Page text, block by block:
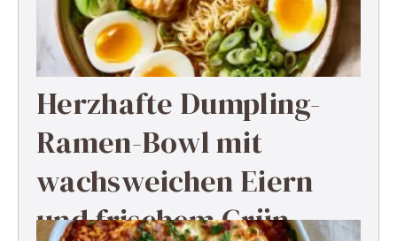
Herzhafte Dumpling-
Ramen-Bowl mit
wachsweichen Eiern
und frischem Grün